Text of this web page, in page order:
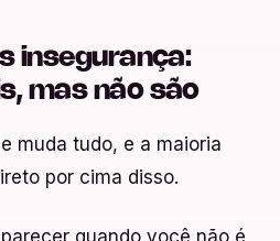
insegurança:
mas não são
muda tudo, e a maioria
por cima disso.